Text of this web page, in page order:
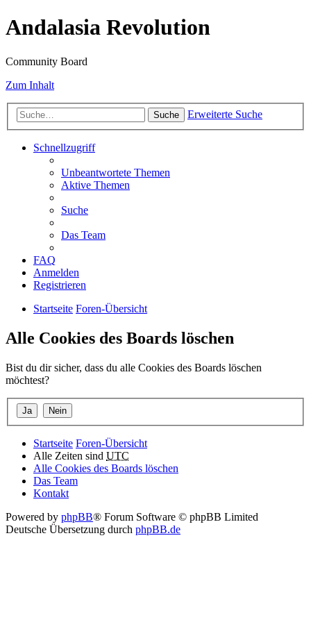
Andalasia Revolution
Community Board
Zum Inhalt
Suche Erweiterte Suche
Schnellzugriff
Unbeantwortete Themen
Aktive Themen
Suche
Das Team
FAQ
Anmelden
Registrieren
Startseite Foren-Übersicht
Alle Cookies des Boards löschen
Bist du dir sicher, dass du alle Cookies des Boards löschen
möchtest?
Startseite Foren-Übersicht
Alle Zeiten sind UTC
Alle Cookies des Boards löschen
Das Team
Kontakt
Powered by phpBB® Forum Software © phpBB Limited
Deutsche Übersetzung durch phpBB.de